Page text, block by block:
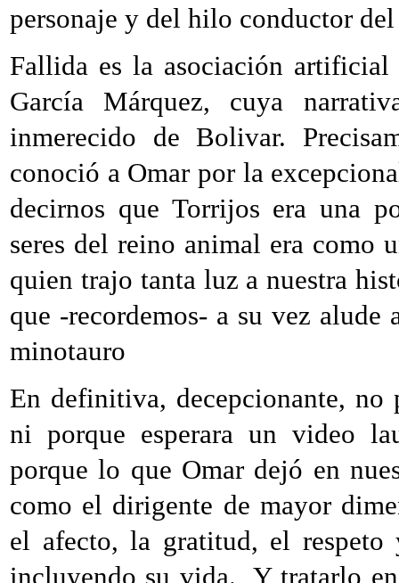
personaje y del hilo conductor
Fallida es la asociación
García Márquez, cuya
inmerecido de Bolivar.
conoció a Omar por la
decirnos que Torrijos era una
seres del reino animal era
quien trajo tanta luz a nuestra
que -recordemos- a su vez
minotauro
En definitiva, decepcionante,
ni porque esperara un video
porque lo que Omar dejó en
como el dirigente de mayor
el afecto, la gratitud, el
incluyendo su vida. Y tratarlo